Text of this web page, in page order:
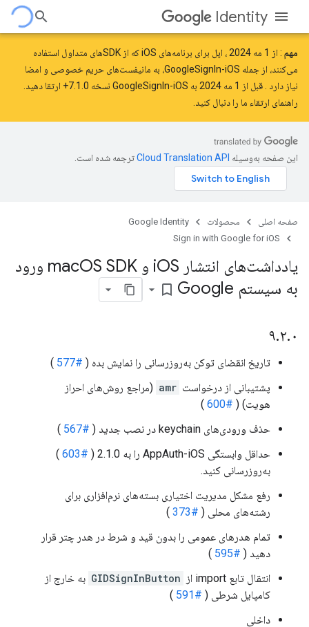
Identity
مهم : از 1 مه 2024
، اپل برای برنامه‌های iOS که از SDK‌های متداول استفاده
می‌کنند، از جمله GoogleSignIn-iOS، به مانیفست‌های حریم خصوصی و امضا
نیاز دارد . قبل از 1 مه 2024 به GoogleSignIn-iOS نسخه 7.1.0+ ارتقا دهید.
راهنمای ارتقاء ما را دنبال کنید.
این صفحه به‌وسیله ترجمه شده است.
صفحه اصلی محصولات
Google Identity
Sign in with Google for iOS
یادداشت‌های انتشار i OS و mac
OS SDK ورود
به سیستم Google
bookmark_border
۹.۲.۰
تاریخ انقضای توکن به‌روزرسانی را نمایش بده ( #577
)
پشتیبانی از درخواست amr (مراجع روش‌های احراز
هویت) ( #600
)
حذف ورودی‌های keychain در نصب جدید (
#567
)
حداقل وابستگی AppAuth-iOS را به 2.1.0 (
#603
)
به‌روزرسانی کنید.
رفع مشکل مدیریت اختیاری بسته‌های نرم‌افزاری برای
رشته‌های محلی ( #373
)
تمام هدرهای عمومی را بدون قید و شرط در هدر چتر قرار
دهید ( #595
)
انتقال تابع import از
GIDSignInButton به خارج از
کامپایل شرطی ( #591
)
داخلی